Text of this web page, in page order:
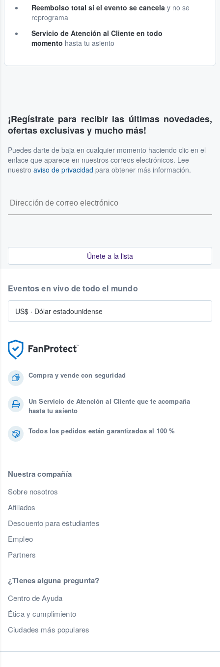
Reembolso total si el evento se cancela y no se
reprograma
Servicio de Atención al Cliente en todo
momento hasta tu asiento
¡Regístrate para recibir las últimas novedades,
ofertas exclusivas y mucho más!
Puedes darte de baja en cualquier momento haciendo clic en el
enlace que aparece en nuestros correos electrónicos. Lee
nuestro aviso de privacidad para obtener más información.
Únete a la lista
Compra y vende con seguridad
Un Servicio de Atención al Cliente que te acompaña
hasta tu asiento
Todos los pedidos están garantizados al 100 %
Nuestra compañía
Sobre nosotros
Afiliados
Descuento para estudiantes
Empleo
Partners
¿Tienes alguna pregunta?
Centro de Ayuda
Ética y cumplimiento
Ciudades más populares
Eventos en vivo de todo el mundo
US$ · Dólar estadounidense